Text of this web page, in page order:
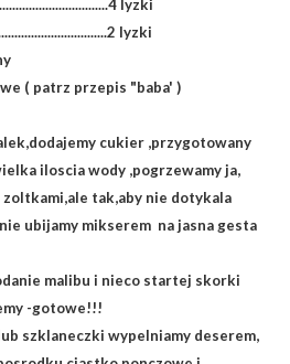
lyzki
lyzki
przepis "baba' )
cukier ,przygotowany
iloscia wody ,pogrzewamy ja,
tak,aby nie dotykala
ubijamy mikserem na jasna gesta
malibu i nieco startej skorki
-gotowe!!!
szklaneczki wypelniamy deserem,